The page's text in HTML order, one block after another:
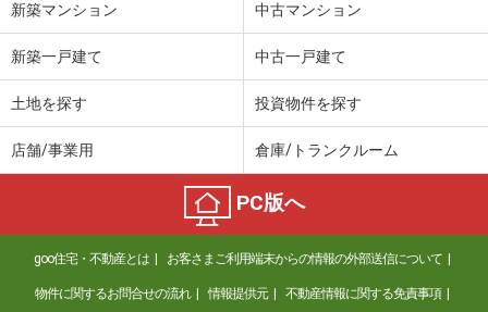
新築マンション 中古マンション
新築一戸建て 中古一戸建て
土地を探す 投資物件を探す
店舗/事業用 倉庫/トランクルーム
PC版へ
goo住宅・不動産とは お客さまご利用端末からの情報の外部送信について
物件に関するお問合せの流れ 情報提供元 不動産情報に関する免責事項